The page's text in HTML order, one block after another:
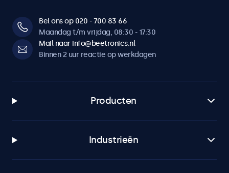
Bel ons op 020 - 700 83 66
Maandag t/m vrijdag, 08:30 - 17:30
Mail naar info@beetronics.nl
Binnen 2 uur reactie op werkdagen
Producten
Industrieën